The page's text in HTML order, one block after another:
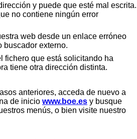
y puede que esté mal escrita.
no contiene ningún error
web desde un enlace erróneo
buscador externo.
fichero que está solicitando ha
tiene otra dirección distinta.
anteriores, acceda de nuevo a
de inicio www.boe.es y busque
menús, o bien visite nuestro